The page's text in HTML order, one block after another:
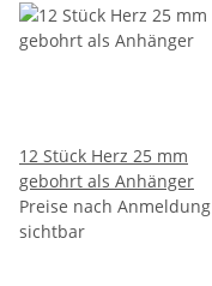
12 Stück Herz 25 mm
gebohrt als Anhänger
Preise nach Anmeldung
sichtbar